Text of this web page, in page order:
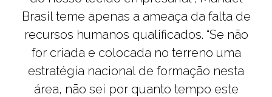
Brasil teme apenas a ameaça da falta de
recursos humanos qualificados. “Se não
for criada e colocada no terreno uma
estratégia nacional de formação nesta
área, não sei por quanto tempo este